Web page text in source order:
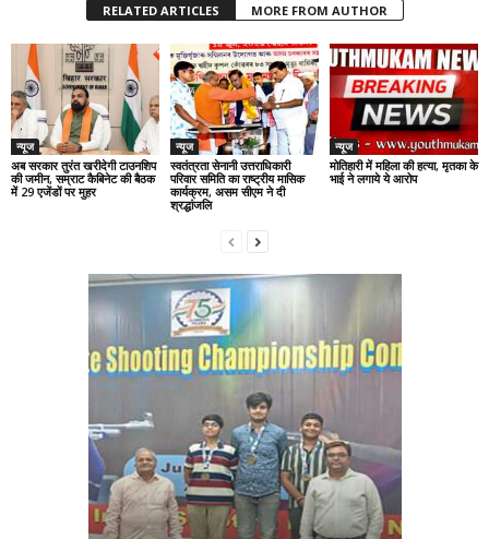
RELATED ARTICLES MORE FROM AUTHOR
न्यूज
अब सरकार तुरंत खरीदेगी टाउनशिप
की जमीन, सम्राट कैबिनेट की बैठक
में 29 एजेंडों पर मुहर
न्यूज
स्वतंत्रता सेनानी उत्तराधिकारी
परिवार समिति का राष्ट्रीय मासिक
कार्यक्रम, असम सीएम ने दी
श्रद्धांजलि
न्यूज
मोतिहारी में महिला की हत्या, मृतका के
भाई ने लगाये ये आरोप